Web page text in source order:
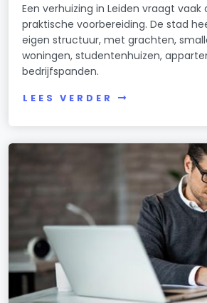
Een verhuizing in Leiden vraagt
praktische voorbereiding. De stad
eigen structuur, met grachten,
woningen, studentenhuizen,
bedrijfspanden.
LEES VERDER